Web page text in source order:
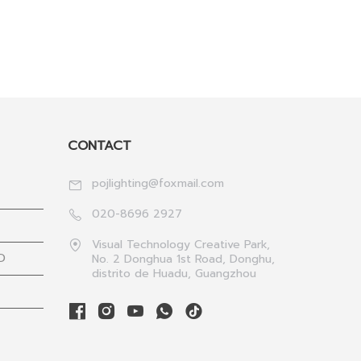
CONTACT
pojlighting@foxmail.com
020-8696 2927
Visual Technology Creative Park,
No. 2 Donghua 1st Road, Donghu,
distrito de Huadu, Guangzhou